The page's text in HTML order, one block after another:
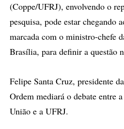
(Coppe/UFRJ), envolvendo o
pesquisa, pode estar chegando
marcada com o ministro-chefe
Brasília, para definir a questão
Felipe Santa Cruz, presidente
Ordem mediará o debate entre
União e a UFRJ.